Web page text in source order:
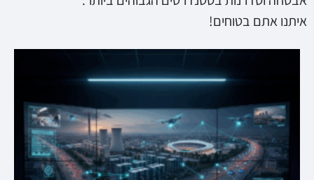
איתנו אתם בטוחים!